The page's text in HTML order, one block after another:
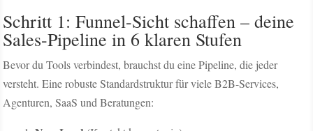
Schritt 1: Funnel-Sicht schaffen – deine
Sales-Pipeline in 6 klaren Stufen
Bevor du Tools verbindest, brauchst du eine Pipeline, die jeder
versteht. Eine robuste Standardstruktur für viele B2B-Services,
Agenturen, SaaS und Beratungen: